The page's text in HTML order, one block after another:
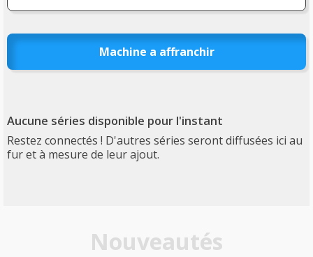
Machine a affranchir
Aucune séries disponible pour l'instant
Restez connectés ! D'autres séries seront diffusées ici au
fur et à mesure de leur ajout.
Nouveautés